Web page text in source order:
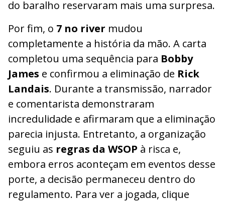
do baralho reservaram mais uma surpresa.
Por fim, o 7 no river mudou
completamente a história da mão. A carta
completou uma sequência para Bobby
James e confirmou a eliminação de Rick
Landais. Durante a transmissão, narrador
e comentarista demonstraram
incredulidade e afirmaram que a eliminação
parecia injusta. Entretanto, a organização
seguiu as regras da WSOP à risca e,
embora erros aconteçam em eventos desse
porte, a decisão permaneceu dentro do
regulamento. Para ver a jogada, clique